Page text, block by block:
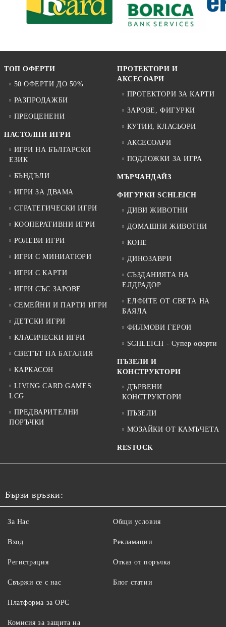
ТОП ОФЕРТИ
50 ОФЕРТИ ДО 50%
РАЗПРОДАЖБИ
ПРЕОЦЕНЕНИ
НАСТОЛНИ ИГРИ
ИГРИ НА БЪЛГАРСКИ
ЕЗИК
БЪНДЪЛИ
ИГРИ ЗА ДВАМА
СТРАТЕГИЧЕСКИ ИГРИ
КООПЕРАТИВНИ ИГРИ
РОЛЕВИ ИГРИ
ИГРИ С МИНИАТЮРИ
ИГРИ С КАРТИ
ИГРИ СЪС ЗАРОВЕ
СЕМЕЙНИ И ПАРТИ ИГРИ
ДЕТСКИ ИГРИ
КЛАСИЧЕСКИ ИГРИ
СВЕТЪТ НА БАТАЛИЯ
КАРКАСОН
LIVING CARD GAMES:
LCG
ПРЕДВАРИТЕЛНИ
ПОРЪЧКИ
ПРОТЕКТОРИ И
АКСЕСОАРИ
ПРОТЕКТОРИ ЗА КАРТИ
ЗАРОВЕ, ФИГУРКИ
КУТИИ, КЛАСЬОРИ
АКСЕСОАРИ
ПОДЛОЖКИ ЗА ИГРА
МЪРЧАНДАЙЗ
ФИГУРКИ SCHLEICH
ДИВИ ЖИВОТНИ
ДОМАШНИ ЖИВОТНИ
КОНЕ
ДИНОЗАВРИ
СЪЗДАНИЯТА НА
ЕЛДРАДОР
ЕЛФИТЕ ОТ СВЕТА НА
БАЯЛА
ФИЛМОВИ ГЕРОИ
SCHLEICH - Супер оферти
ПЪЗЕЛИ И
КОНСТРУКТОРИ
ДЪРВЕНИ
КОНСТРУКТОРИ
ПЪЗЕЛИ
МОЗАЙКИ ОТ КАМЪЧЕТА
RESTOCK
Бързи връзки:
За Нас
Вход
Регистрация
Свържи се с нас
Общи условия
Рекламации
Отказ от поръчка
Блог статии
Платформа за ОРС
Комисия за защита на